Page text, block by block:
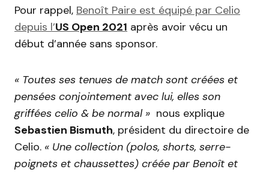
Pour rappel, Benoît Paire est équipé par Celio
depuis l’US Open 2021 après avoir vécu un
début d’année sans sponsor.
« Toutes ses tenues de match sont créées et
pensées conjointement avec lui, elles son
griffées celio & be normal » nous explique
Sebastien Bismuth, président du directoire de
Celio. « Une collection (polos, shorts, serre-
poignets et chaussettes) créée par Benoît et